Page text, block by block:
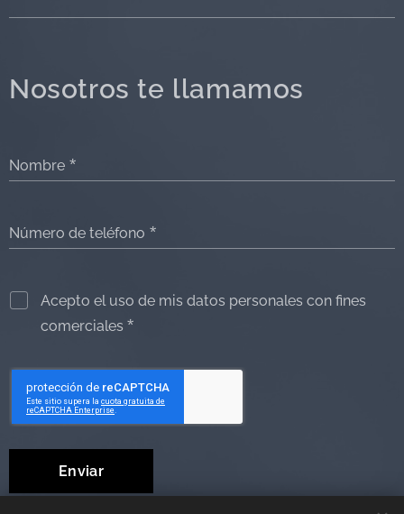
Nosotros te llamamos
Nombre
Número de teléfono
Acepto el uso de mis datos personales con fines
comerciales
Enviar